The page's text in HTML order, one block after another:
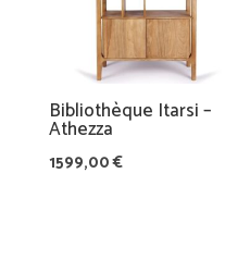
Bibliothèque Itarsi –
Athezza
1599,00€